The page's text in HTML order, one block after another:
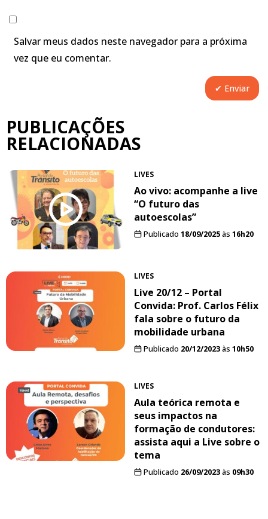
Salvar meus dados neste navegador para a próxima
vez que eu comentar.
PUBLICAÇÕES
RELACIONADAS
LIVES
Ao vivo: acompanhe a live
“O futuro das
autoescolas”
Publicado 18/09/2025às 16h20
LIVES
Live 20/12 – Portal
Convida: Prof. Carlos Félix
fala sobre o futuro da
mobilidade urbana
Publicado 20/12/2023às 10h50
LIVES
Aula teórica remota e
seus impactos na
formação de condutores:
assista aqui a Live sobre o
tema
Publicado 26/09/2023às 09h30